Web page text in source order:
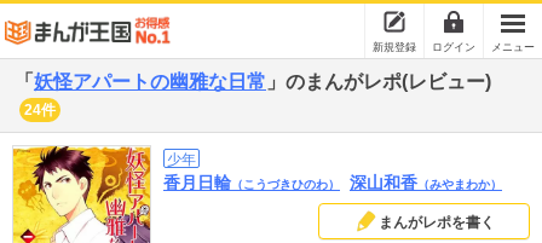
新規登録 ログイン メニュー
「 妖怪アパートの幽雅な日常 」のまんがレポ(レビュー)
24件
少年
香月日輪 （こうづきひのわ） 深山和香 （みやまわか）
まんがレポを書く